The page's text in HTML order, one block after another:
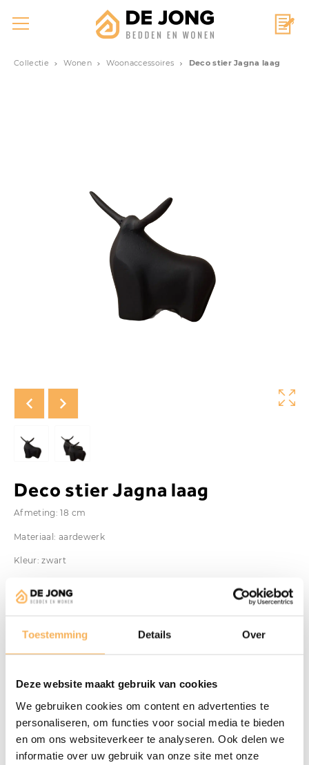
Toestemming Details Over
Deze website maakt gebruik van cookies
We gebruiken cookies om content en advertenties te
personaliseren, om functies voor social media te bieden
en om ons websiteverkeer te analyseren. Ook delen we
informatie over uw gebruik van onze site met onze
Collectie Wonen Woonaccessoires Deco stier Jagna laag
Deco stier Jagna laag
Afmeting: 18 cm
Materiaal: aardewerk
Kleur: zwart
€17,95
Specificaties